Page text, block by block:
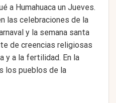
a Humahuaca un Jueves.
las celebraciones de la
y la semana santa
de creencias religiosas
y a la fertilidad. En la
los pueblos de la